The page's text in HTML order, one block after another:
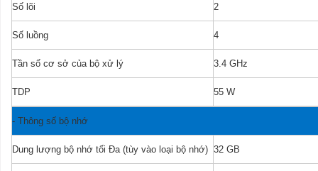
Số lõi 2
Số luồng 4
Tần số cơ sở của bộ xử lý 3.4 GHz
TDP 55 W
- Thông số bộ nhớ
Dung lượng bộ nhớ tối Đa (tùy vào loại bộ nhớ) 32 GB